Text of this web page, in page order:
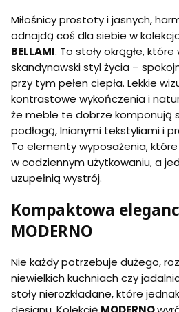
Miłośnicy prostoty i jasnych,
odnajdą coś dla siebie w
BELLAMI. To stoły okrągłe,
skandynawski styl życia –
przy tym pełen ciepła. Lekkie
kontrastowe wykończenia i
że meble te dobrze komponują
podłogą, lnianymi tekstyliami i
To elementy wyposażenia,
w codziennym użytkowaniu, a
uzupełnią wystrój.
Kompaktowa
MODERNO
Nie każdy potrzebuje dużego,
niewielkich kuchniach czy
stoły nierozkładane, które